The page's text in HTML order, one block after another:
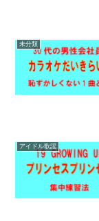
未分類
アイドル歌謡